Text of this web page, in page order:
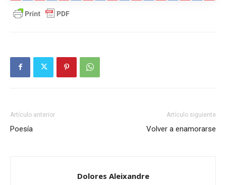
Artículo anterior
Poesía
Artículo siguiente
Volver a enamorarse
Dolores Aleixandre